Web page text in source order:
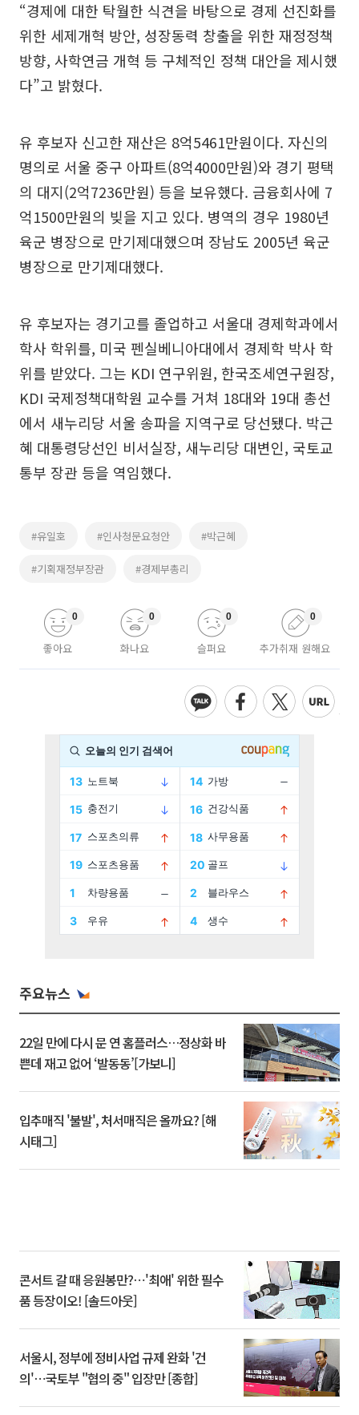
“경제에 대한 탁월한 식견을 바탕으로 경제 선진화를
위한 세제개혁 방안, 성장동력 창출을 위한 재정정책
방향, 사학연금 개혁 등 구체적인 정책 대안을 제시했
다”고 밝혔다.
유 후보자 신고한 재산은 8억5461만원이다. 자신의
명의로 서울 중구 아파트(8억4000만원)와 경기 평택
의 대지(2억7236만원) 등을 보유했다. 금융회사에 7
억1500만원의 빚을 지고 있다. 병역의 경우 1980년
육군 병장으로 만기제대했으며 장남도 2005년 육군
병장으로 만기제대했다.
유 후보자는 경기고를 졸업하고 서울대 경제학과에서
학사 학위를, 미국 펜실베니아대에서 경제학 박사 학
위를 받았다. 그는 KDI 연구위원, 한국조세연구원장,
KDI 국제정책대학원 교수를 거쳐 18대와 19대 총선
에서 새누리당 서울 송파을 지역구로 당선됐다. 박근
혜 대통령당선인 비서실장, 새누리당 대변인, 국토교
통부 장관 등을 역임했다.
#유일호 #인사청문요청안 #박근혜
#기획재정부장관 #경제부총리
좋아요
0
화나요
0
슬퍼요
0
추가취재 원해요
0
주요뉴스
22일 만에 다시 문 연 홈플러스…정상화 바
쁜데 재고 없어 ‘발동동’[가보니]
입추매직 '불발', 처서매직은 올까요? [해
시태그]
콘서트 갈 때 응원봉만?⋯'최애' 위한 필수
품 등장이오! [솔드아웃]
서울시, 정부에 정비사업 규제 완화 '건
의'⋯국토부 "협의 중" 입장만 [종합]